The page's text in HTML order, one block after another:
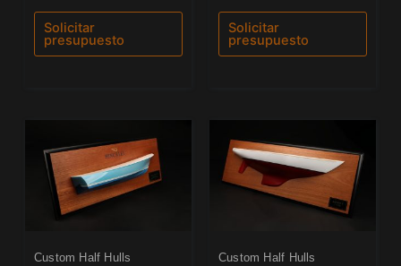
0
deSolicitar
presupuesto
0
deSolicitar
presupuesto
Custom Half Hulls Custom Half Hulls